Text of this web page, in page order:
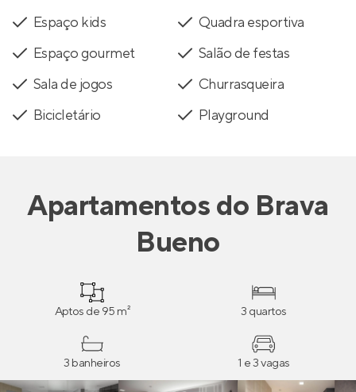
Espaço kids
Quadra esportiva
Espaço gourmet
Salão de festas
Sala de jogos
Churrasqueira
Bicicletário
Playground
Apartamentosdo Brava
Bueno
Aptos de 95 m² 3 quartos
3 banheiros 1 e 3 vagas